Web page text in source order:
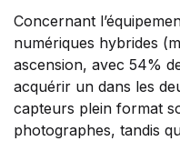
Concernant
numériques hybrides
ascension, avec 54%
acquérir un dans les
capteurs plein format
photographes, tandis